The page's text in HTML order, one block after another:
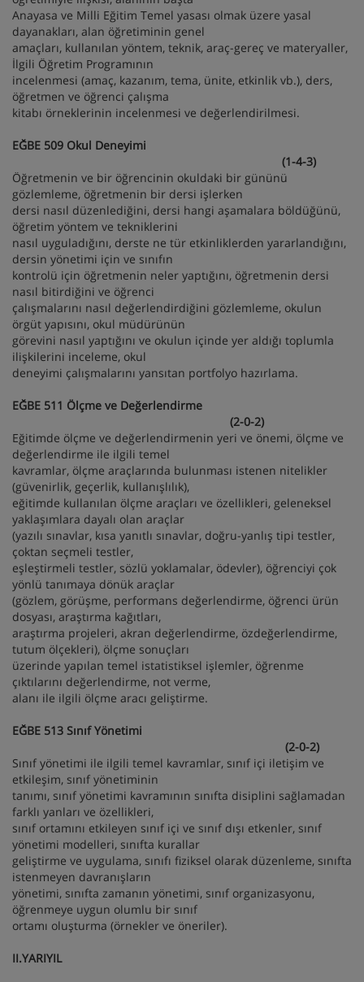
Anayasa ve Milli Eğitim Temel yasası olmak üzere yasal
dayanakları, alan öğretiminin genel
amaçları, kullanılan yöntem, teknik, araç-gereç ve materyaller,
İlgili Öğretim Programının
incelenmesi (amaç, kazanım, tema, ünite, etkinlik vb.), ders,
öğretmen ve öğrenci çalışma
kitabı örneklerinin incelenmesi ve değerlendirilmesi.
EĞBE 509 Okul Deneyimi
(1-4-3)
Öğretmenin ve bir öğrencinin okuldaki bir gününü
gözlemleme, öğretmenin bir dersi işlerken
dersi nasıl düzenlediğini, dersi hangi aşamalara böldüğünü,
öğretim yöntem ve tekniklerini
nasıl uyguladığını, derste ne tür etkinliklerden yararlandığını,
dersin yönetimi için ve sınıfın
kontrolü için öğretmenin neler yaptığını, öğretmenin dersi
nasıl bitirdiğini ve öğrenci
çalışmalarını nasıl değerlendirdiğini gözlemleme, okulun
örgüt yapısını, okul müdürünün
görevini nasıl yaptığını ve okulun içinde yer aldığı toplumla
ilişkilerini inceleme, okul
deneyimi çalışmalarını yansıtan portfolyo hazırlama.
EĞBE 511 Ölçme ve Değerlendirme
(2-0-2)
Eğitimde ölçme ve değerlendirmenin yeri ve önemi, ölçme ve
değerlendirme ile ilgili temel
kavramlar, ölçme araçlarında bulunması istenen nitelikler
(güvenirlik, geçerlik, kullanışlılık),
eğitimde kullanılan ölçme araçları ve özellikleri, geleneksel
yaklaşımlara dayalı olan araçlar
(yazılı sınavlar, kısa yanıtlı sınavlar, doğru-yanlış tipi testler,
çoktan seçmeli testler,
eşleştirmeli testler, sözlü yoklamalar, ödevler), öğrenciyi çok
yönlü tanımaya dönük araçlar
(gözlem, görüşme, performans değerlendirme, öğrenci ürün
dosyası, araştırma kağıtları,
araştırma projeleri, akran değerlendirme, özdeğerlendirme,
tutum ölçekleri), ölçme sonuçları
üzerinde yapılan temel istatistiksel işlemler, öğrenme
çıktılarını değerlendirme, not verme,
alanı ile ilgili ölçme aracı geliştirme.
EĞBE 513 Sınıf Yönetimi
(2-0-2)
Sınıf yönetimi ile ilgili temel kavramlar, sınıf içi iletişim ve
etkileşim, sınıf yönetiminin
tanımı, sınıf yönetimi kavramının sınıfta disiplini sağlamadan
farklı yanları ve özellikleri,
sınıf ortamını etkileyen sınıf içi ve sınıf dışı etkenler, sınıf
yönetimi modelleri, sınıfta kurallar
geliştirme ve uygulama, sınıfı fiziksel olarak düzenleme, sınıfta
istenmeyen davranışların
yönetimi, sınıfta zamanın yönetimi, sınıf organizasyonu,
öğrenmeye uygun olumlu bir sınıf
ortamı oluşturma (örnekler ve öneriler).
II.YARIYIL